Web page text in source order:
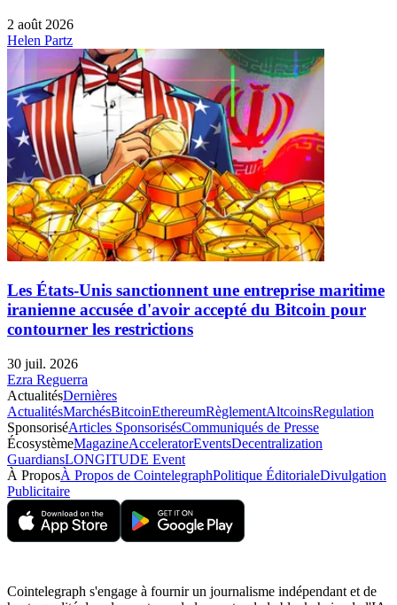
2 août 2026
Helen Partz
Les États-Unis sanctionnent une entreprise maritime
iranienne accusée d'avoir accepté du Bitcoin pour
contourner les restrictions
30 juil. 2026
Ezra Reguerra
ActualitésDernières
ActualitésMarchésBitcoinEthereumRèglementAltcoinsRegulation
SponsoriséArticles SponsorisésCommuniqués de Presse
ÉcosystèmeMagazineAcceleratorEventsDecentralization
GuardiansLONGITUDE Event
À ProposÀ Propos de CointelegraphPolitique ÉditorialeDivulgation
Publicitaire
Cointelegraph s'engage à fournir un journalisme indépendant et de